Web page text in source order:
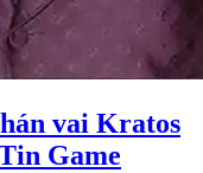
vai Kratos
Game